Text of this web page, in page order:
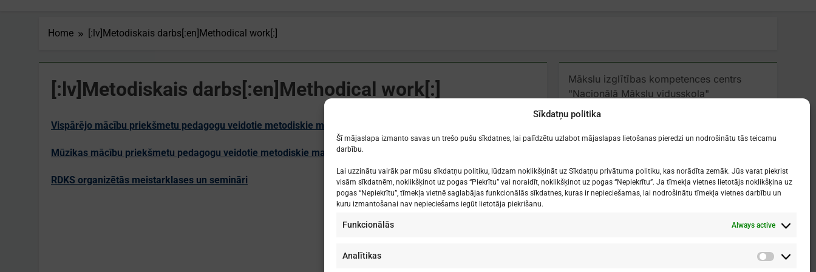
Sīkdatņu politika
Šī mājaslapa izmanto savas un trešo pušu sīkdatnes, lai palīdzētu uzlabot mājaslapas lietošanas pieredzi un nodrošinātu tās teicamu
darbību.
Lai uzzinātu vairāk par mūsu sīkdatņu politiku, lūdzam noklikšķināt uz Sīkdatņu privātuma politiku, kas norādīta zemāk. Jūs varat piekrist
visām sīkdatnēm, noklikšķinot uz pogas “Piekrītu” vai noraidīt, noklikšķinot uz pogas “Nepiekrītu”. Ja tīmekļa vietnes lietotājs noklikšķina uz
pogas “Nepiekrītu”, tīmekļa vietnē saglabājas funkcionālās sīkdatnes, kuras ir nepieciešamas, lai nodrošinātu tīmekļa vietnes darbību un
kuru izmantošanai nav nepieciešams iegūt lietotāja piekrišanu.
Funkcionālās Always active
Analītikas
Home [:lv]Metodiskais darbs[:en]Methodical work[:]
[:lv]Metodiskais darbs[:en]Methodical work[:]
Vispārējo mācību priekšmetu pedagogu veidotie metodiskie materiāli
Mūzikas mācību priekšmetu pedagogu veidotie metodiskie materiāli
RDKS organizētās meistarklases un semināri
Mākslu izglītības kompetences centrs
"Nacionālā Mākslu vidusskola"
RĪGAS DOMA KORA SKOLA
1. - 9. klases: Kronvalda bulvāris 1
Rīga, LV-1010